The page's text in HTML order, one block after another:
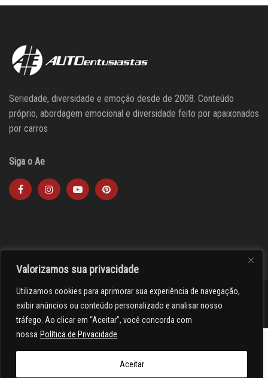
Valorizamos sua privacidade
Utilizamos cookies para aprimorar sua experiência de navegação,
exibir anúncios ou conteúdo personalizado e analisar nosso
tráfego. Ao clicar em “Aceitar”, você concorda com
nossa Política de Privacidade
Aceitar
Seriedade, diversidade e emoção desde de 2008. Conteúdo
próprio, abordagem emocional e diversidade feito por apaixonados
por carros
Siga o Ae
><(((º> 17